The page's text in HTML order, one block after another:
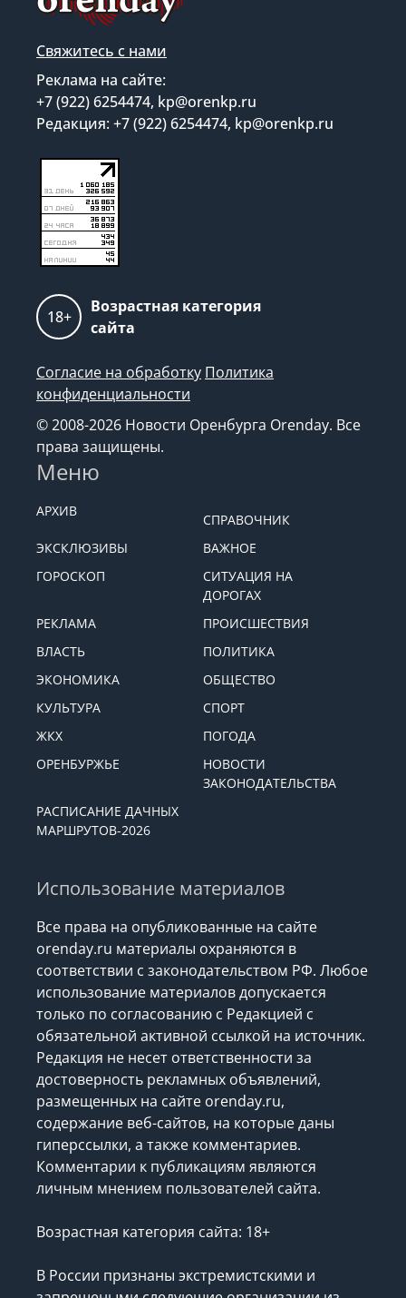
Свяжитесь с нами
Реклама на сайте:
+7 (922) 6254474, kp@orenkp.ru
Редакция: +7 (922) 6254474, kp@orenkp.ru
18+
Возрастная категория
сайта
Согласие на обработку Политика
конфиденциальности
© 2008-2026 Новости Оренбурга Orenday. Все
права защищены.
Меню
АРХИВ
СПРАВОЧНИК
ЭКСКЛЮЗИВЫ
ВАЖНОЕ
ГОРОСКОП
СИТУАЦИЯ НА
ДОРОГАХ
РЕКЛАМА
ПРОИСШЕСТВИЯ
ВЛАСТЬ
ПОЛИТИКА
ЭКОНОМИКА
ОБЩЕСТВО
КУЛЬТУРА
СПОРТ
ЖКХ
ПОГОДА
ОРЕНБУРЖЬЕ
НОВОСТИ
ЗАКОНОДАТЕЛЬСТВА
РАСПИСАНИЕ ДАЧНЫХ
МАРШРУТОВ-2026
Использование материалов
Все права на опубликованные на сайте
orenday.ru материалы охраняются в
соответствии с законодательством РФ. Любое
использование материалов допускается
только по согласованию с Редакцией с
обязательной активной ссылкой на источник.
Редакция не несет ответственности за
достоверность рекламных объявлений,
размещенных на сайте orenday.ru,
содержание веб-сайтов, на которые даны
гиперссылки, а также комментариев.
Комментарии к публикациям являются
личным мнением пользователей сайта.
Возрастная категория сайта: 18+
В России признаны экстремистскими и